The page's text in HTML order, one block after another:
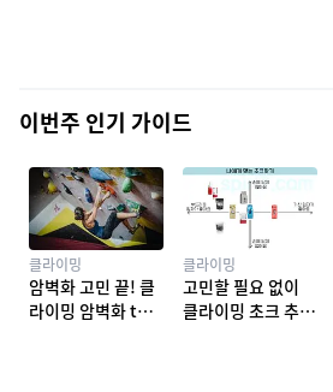
이번주 인기 가이드
클라이밍
암벽화 고민 끝! 클
라이밍 암벽화 top
클라이밍
고민할 필요 없이
클라이밍 초크 추천